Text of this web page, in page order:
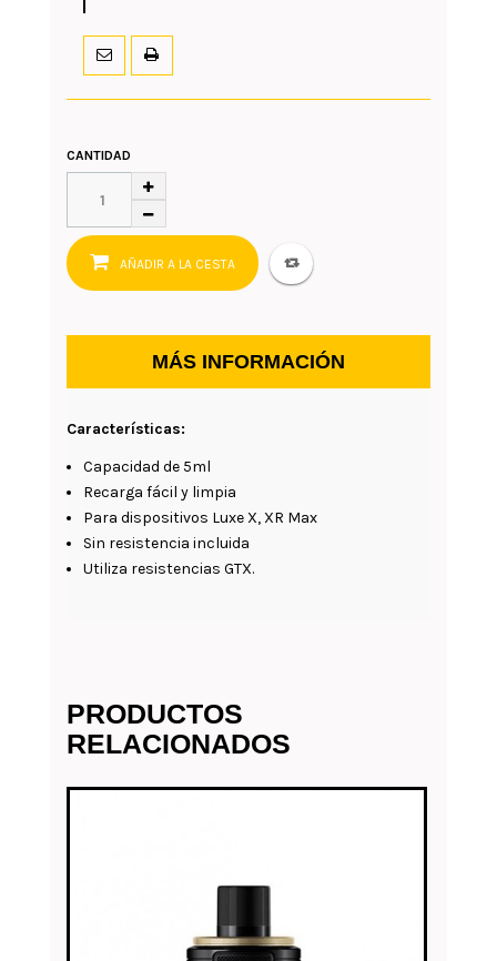
CANTIDAD
AÑADIR A LA CESTA
MÁS INFORMACIÓN
Características:
Capacidad de 5ml
Recarga fácil y limpia
Para dispositivos Luxe X, XR Max
Sin resistencia incluida
Utiliza resistencias GTX.
PRODUCTOS
RELACIONADOS